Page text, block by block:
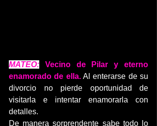
MATEO: Vecino de Pilar y eterno
enamorado de ella. Al enterarse de su
divorcio no pierde oportunidad de
visitarla e intentar enamorarla con
detalles.
De manera sorprendente sabe todo lo